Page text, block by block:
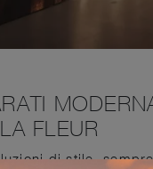
FLEUR
di stile,